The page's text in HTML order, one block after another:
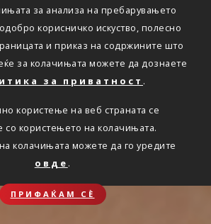
за анализа на пребарувањето
корисничко искуство, полесно
и приказ на содржините што
за колачињата можете да дознаете
за приватност .
користење на веб страната се
со користењето на колачињата.
колачињата можете да го уредите
овде .
ПРИФАЌАМ СЀ